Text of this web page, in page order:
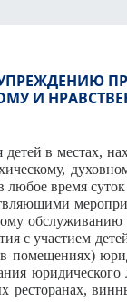
И
в местах,
любое время
с участием
в помещениях)
ресторанах,